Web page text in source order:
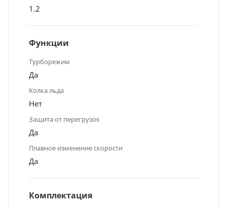
1.2
Функции
Турборежим
Да
Колка льда
Нет
Защита от перегрузок
Да
Плавное изменение скорости
Да
Комплектация